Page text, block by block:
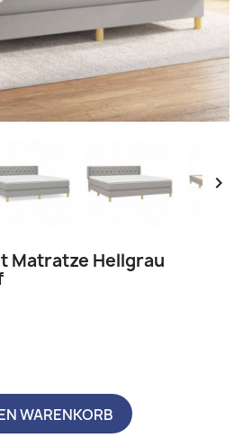

Matratze Hellgrau
WARENKORB